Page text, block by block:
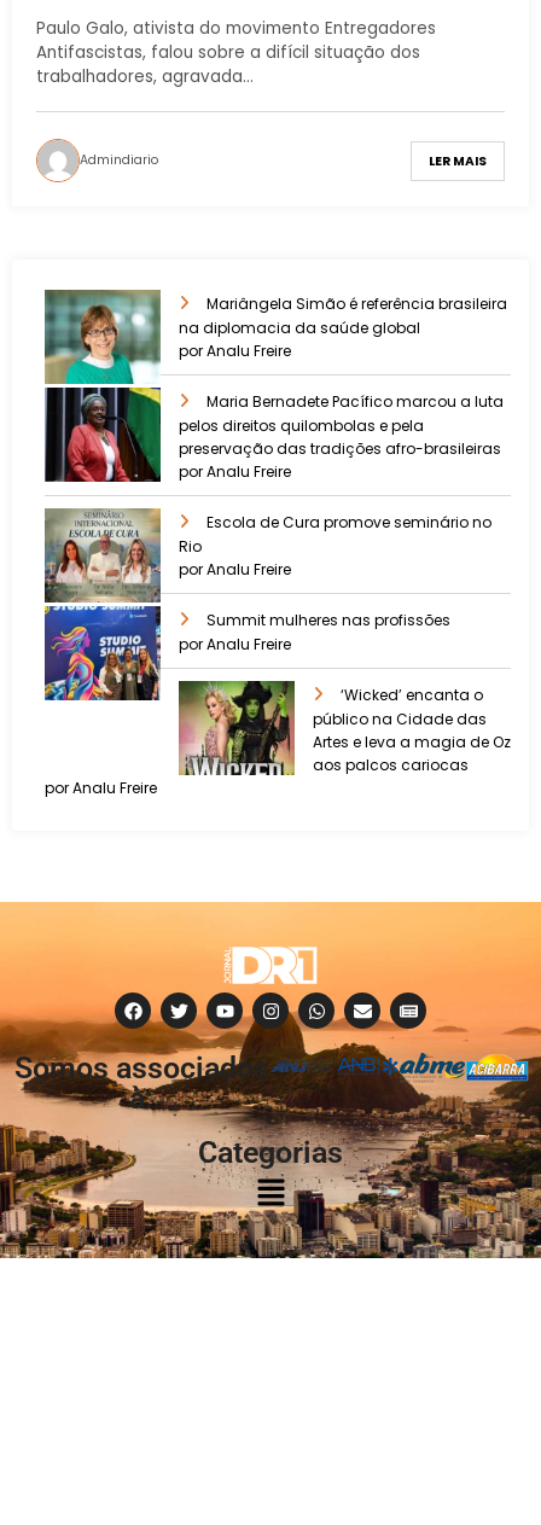
digitais
Paulo Galo, ativista do movimento Entregadores
Antifascistas, falou sobre a difícil situação dos
trabalhadores, agravada…
Admindiario LER MAIS
Mariângela Simão é referência brasileira
na diplomacia da saúde global
por Analu Freire
Maria Bernadete Pacífico marcou a luta
pelos direitos quilombolas e pela
preservação das tradições afro-brasileiras
por Analu Freire
Escola de Cura promove seminário no
Rio
por Analu Freire
Summit mulheres nas profissões
por Analu Freire
‘Wicked’ encanta o
público na Cidade das
Artes e leva a magia de Oz
aos palcos cariocas
por Analu Freire
Somos associados
à:
Categorias